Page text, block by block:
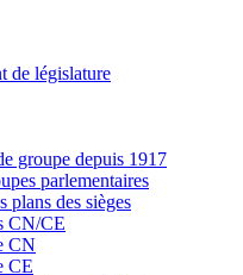
de législature
groupe depuis 1917
parlementaires
plans des sièges
CN/CE
CN
CE